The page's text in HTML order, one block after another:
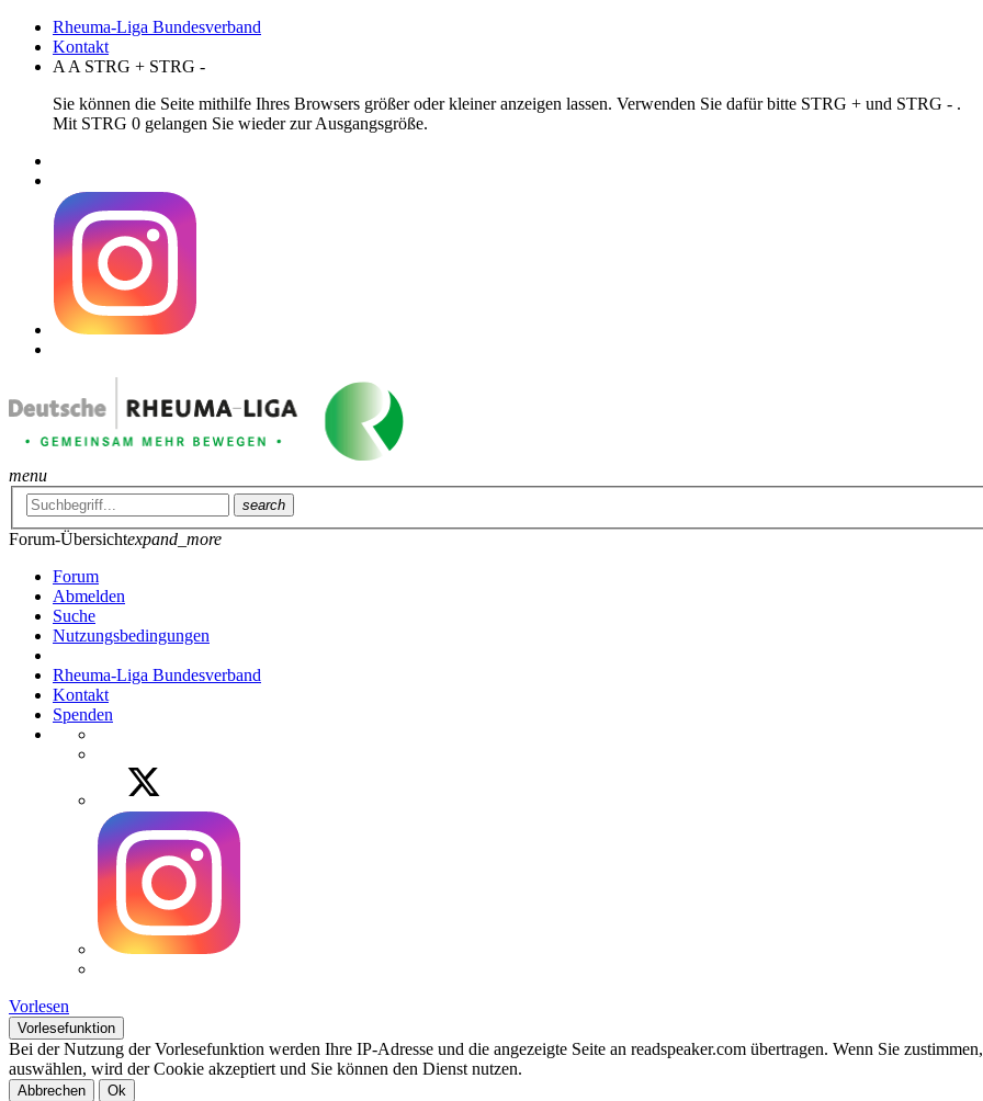
Rheuma-Liga Bundesverband
Kontakt
A A STRG + STRG -
Sie können die Seite mithilfe Ihres Browsers größer oder kleiner anzeigen lassen. Verwenden Sie dafür bitte STRG + und STRG - .
Mit STRG 0 gelangen Sie wieder zur Ausgangsgröße.
menu
search
Forum-Übersichtexpand_more
Forum
Abmelden
Suche
Nutzungsbedingungen
Rheuma-Liga Bundesverband
Kontakt
Spenden
Vorlesen
Vorlesefunktion
Bei der Nutzung der Vorlesefunktion werden Ihre IP-Adresse und die angezeigte Seite an readspeaker.com übertragen. Wenn Sie
auswählen, wird der Cookie akzeptiert und Sie können den Dienst nutzen.
Abbrechen Ok